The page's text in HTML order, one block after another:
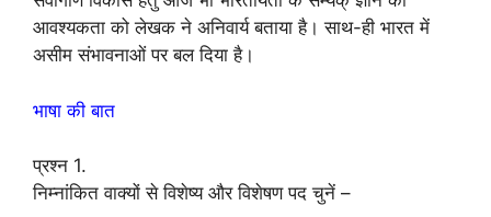
आवश्यकता को लेखक ने अनिवार्य बताया है। साथ-ही भारत में
असीम संभावनाओं पर बल दिया है।
भाषा की बात
प्रश्न 1.
निम्नांकित वाक्यों से विशेष्य और विशेषण पद चुनें –